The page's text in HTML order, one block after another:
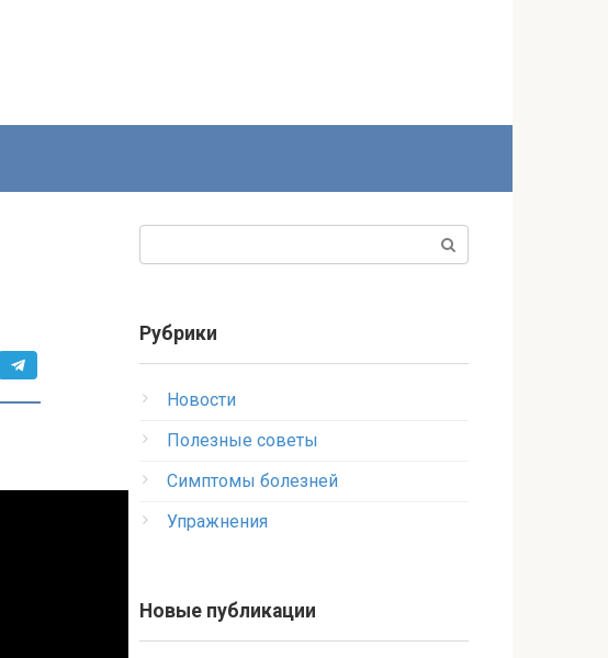
Рубрики
Новости
Полезные советы
Симптомы болезней
Упражнения
Новые публикации